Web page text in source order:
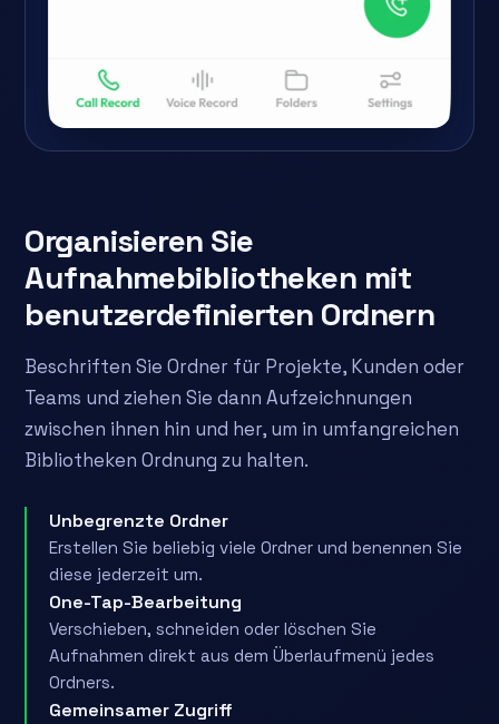
Organisieren Sie
Aufnahmebibliotheken mit
benutzerdefinierten Ordnern
Beschriften Sie Ordner für Projekte, Kunden oder
Teams und ziehen Sie dann Aufzeichnungen
zwischen ihnen hin und her, um in umfangreichen
Bibliotheken Ordnung zu halten.
Unbegrenzte Ordner
Erstellen Sie beliebig viele Ordner und benennen Sie
diese jederzeit um.
One-Tap-Bearbeitung
Verschieben, schneiden oder löschen Sie
Aufnahmen direkt aus dem Überlaufmenü jedes
Ordners.
Gemeinsamer Zugriff